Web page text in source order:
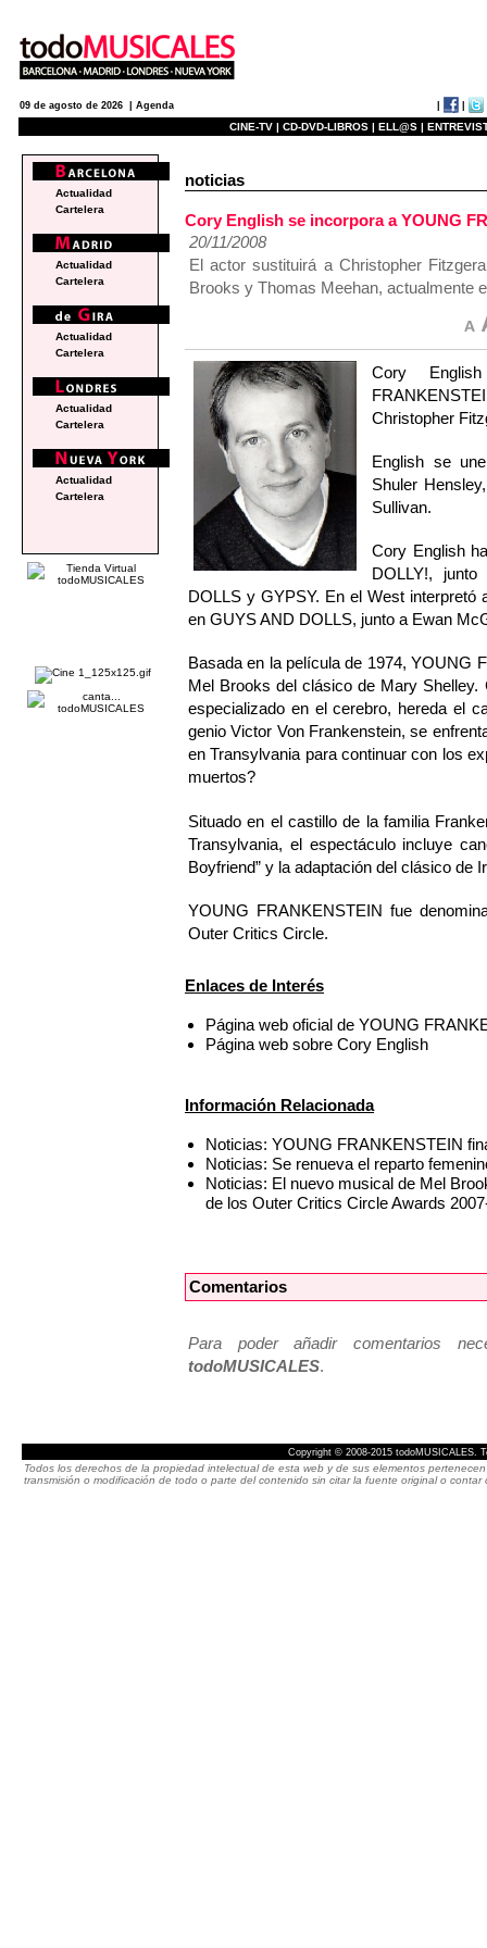
09 de agosto de 2026 | Agenda
CINE-TV | CD-DVD-LIBROS | ELL@S |
noticias
Cory English se incorpora a YOUNG
20/11/2008
El actor sustituirá a Christopher
Brooks y Thomas Meehan, actualmente
Cory
Christopher
English se
Shuler
Sullivan.
Cory English
DOLLY!,
DOLLS y GYPSY. En el West
en GUYS AND DOLLS, junto a Ewan
Basada en la película de 1974, YOUNG
Mel Brooks del clásico de Mary
especializado en el cerebro, hereda el
genio Victor Von Frankenstein, se
en Transylvania para continuar con los
muertos?
Situado en el castillo de la familia
Transylvania, el espectáculo incluye
Boyfriend” y la adaptación del clásico de
YOUNG FRANKENSTEIN fue
Outer Critics Circle.
Enlaces de Interés
Página web oficial de YOUNG
Página web sobre Cory English
Información Relacionada
Noticias: YOUNG FRANKENSTEIN
Noticias: Se renueva el reparto
Noticias: El nuevo musical de Mel
de los Outer Critics Circle Awards
Comentarios
Para poder añadir comentarios
todoMUSICALES.
Actualidad
Cartelera
Actualidad
Cartelera
Actualidad
Cartelera
Actualidad
Cartelera
Actualidad
Cartelera
Copyright © 2008-2015 todoMUSICALES.
Todos los derechos de la propiedad intelectual de esta web y de sus elementos
transmisión o modificación de todo o parte del contenido sin citar la fuente original o